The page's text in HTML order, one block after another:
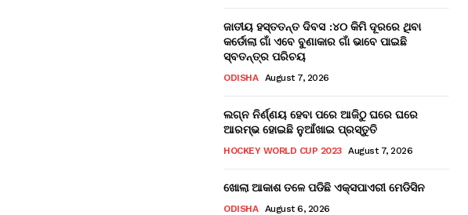
ଜାତୀୟ ହସ୍ତତନ୍ତ ଦିବସ :୪୦ କିମି ଦୂରରେ ଥିବା
କର୍ଡୋଲା ଗାଁ ଏବେ ବୁଣାକାର ଗାଁ ଭାବେ ପାଇଛି
ସ୍ବତନ୍ତ୍ର ପରିଚୟ
ODISHA August 7, 2026
ଲଗ୍ନ ନିର୍ଣ୍ଣୟ ହେବା ପରେ ଆଜିଠୁ ଘରେ ଘରେ
ଆରମ୍ଭ ହୋଇଛି ନୁଆଁଖାଇ ପ୍ରସ୍ତୁତି
HOCKEY WORLD CUP 2023 August 7, 2026
ଖୋଲା ଆକାଶ ତଳେ ପଡିଛି ଏକ୍ସପାଏରୀ ମେଡିସିନ
ODISHA August 6, 2026